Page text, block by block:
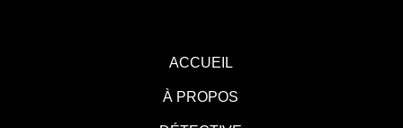
ACCUEIL
À PROPOS